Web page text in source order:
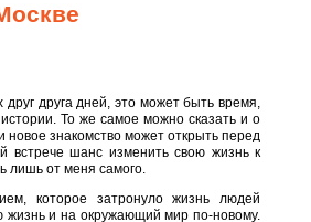
друга дней, это может быть время,
То же самое можно сказать и о
новое знакомство может открыть перед
встрече шанс изменить свою жизнь к
лишь от меня самого.
которое затронуло жизнь людей
жизнь и на окружающий мир по-новому.